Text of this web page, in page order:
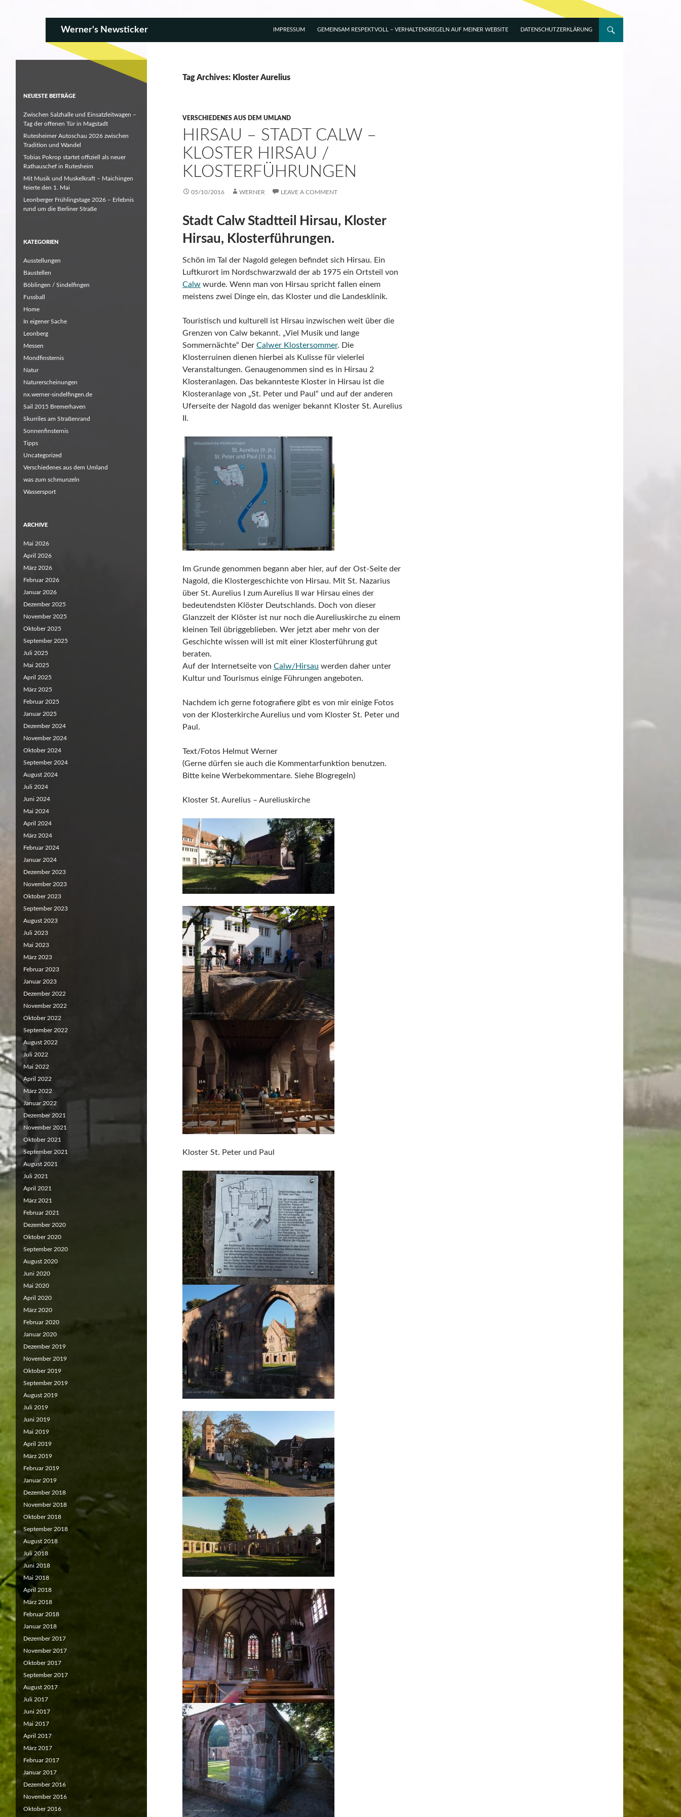
Werner's Newsticker
DATENSCHUTZERKLÄRUNG
GEMEINSAM RESPEKTVOLL – VERHALTENSREGELN AUF MEINER WEBSITE
IMPRESSUM
Tag Archives: Kloster Aurelius
VERSCHIEDENES AUS DEM UMLAND
HIRSAU – STADT CALW –
KLOSTER HIRSAU /
KLOSTERFÜHRUNGEN
05/10/2016 WERNER LEAVE A COMMENT
Stadt Calw Stadtteil Hirsau, Kloster
Hirsau, Klosterführungen.
Schön im Tal der Nagold gelegen befindet sich Hirsau. Ein
Luftkurort im Nordschwarzwald der ab 1975 ein Ortsteil von
Calw wurde. Wenn man von Hirsau spricht fallen einem
meistens zwei Dinge ein, das Kloster und die Landesklinik.
Touristisch und kulturell ist Hirsau inzwischen weit über die
Grenzen von Calw bekannt. „Viel Musik und lange
Sommernächte“ Der Calwer Klostersommer. Die
Klosterruinen dienen hierbei als Kulisse für vielerlei
Veranstaltungen. Genaugenommen sind es in Hirsau 2
Klosteranlagen. Das bekannteste Kloster in Hirsau ist die
Klosteranlage von „St. Peter und Paul“ und auf der anderen
Uferseite der Nagold das weniger bekannt Kloster St. Aurelius
II.
Im Grunde genommen begann aber hier, auf der Ost-Seite der
Nagold, die Klostergeschichte von Hirsau. Mit St. Nazarius
über St. Aurelius I zum Aurelius II war Hirsau eines der
bedeutendsten Klöster Deutschlands. Doch von dieser
Glanzzeit der Klöster ist nur noch die Aureliuskirche zu einem
kleinen Teil übriggeblieben. Wer jetzt aber mehr von der
Geschichte wissen will ist mit einer Klosterführung gut
beraten.
Auf der Internetseite von Calw/Hirsau werden daher unter
Kultur und Tourismus einige Führungen angeboten.
Nachdem ich gerne fotografiere gibt es von mir einige Fotos
von der Klosterkirche Aurelius und vom Kloster St. Peter und
Paul.
Text/Fotos Helmut Werner
(Gerne dürfen sie auch die Kommentarfunktion benutzen.
Bitte keine Werbekommentare. Siehe Blogregeln)
Kloster St. Aurelius – Aureliuskirche
Kloster St. Peter und Paul
NEUESTE BEITRÄGE
Zwischen Salzhalle und Einsatzleitwagen –
Tag der offenen Tür in Magstadt
Rutesheimer Autoschau 2026 zwischen
Tradition und Wandel
Tobias Pokrop startet offiziell als neuer
Rathauschef in Rutesheim
Mit Musik und Muskelkraft – Maichingen
feierte den 1. Mai
Leonberger Frühlingstage 2026 – Erlebnis
rund um die Berliner Straße
KATEGORIEN
Ausstellungen
Baustellen
Böblingen / Sindelfingen
Fussball
Home
In eigener Sache
Leonberg
Messen
Mondfinsternis
Natur
Naturerscheinungen
nx.werner-sindelfingen.de
Sail 2015 Bremerhaven
Skurriles am Straßenrand
Sonnenfinsternis
Tipps
Uncategorized
Verschiedenes aus dem Umland
was zum schmunzeln
Wassersport
ARCHIVE
Mai 2026
April 2026
März 2026
Februar 2026
Januar 2026
Dezember 2025
November 2025
Oktober 2025
September 2025
Juli 2025
Mai 2025
April 2025
März 2025
Februar 2025
Januar 2025
Dezember 2024
November 2024
Oktober 2024
September 2024
August 2024
Juli 2024
Juni 2024
Mai 2024
April 2024
März 2024
Februar 2024
Januar 2024
Dezember 2023
November 2023
Oktober 2023
September 2023
August 2023
Juli 2023
Mai 2023
März 2023
Februar 2023
Januar 2023
Dezember 2022
November 2022
Oktober 2022
September 2022
August 2022
Juli 2022
Mai 2022
April 2022
März 2022
Januar 2022
Dezember 2021
November 2021
Oktober 2021
September 2021
August 2021
Juli 2021
April 2021
März 2021
Februar 2021
Dezember 2020
Oktober 2020
September 2020
August 2020
Juni 2020
Mai 2020
April 2020
März 2020
Februar 2020
Januar 2020
Dezember 2019
November 2019
Oktober 2019
September 2019
August 2019
Juli 2019
Juni 2019
Mai 2019
April 2019
März 2019
Februar 2019
Januar 2019
Dezember 2018
November 2018
Oktober 2018
September 2018
August 2018
Juli 2018
Juni 2018
Mai 2018
April 2018
März 2018
Februar 2018
Januar 2018
Dezember 2017
November 2017
Oktober 2017
September 2017
August 2017
Juli 2017
Juni 2017
Mai 2017
April 2017
März 2017
Februar 2017
Januar 2017
Dezember 2016
November 2016
Oktober 2016